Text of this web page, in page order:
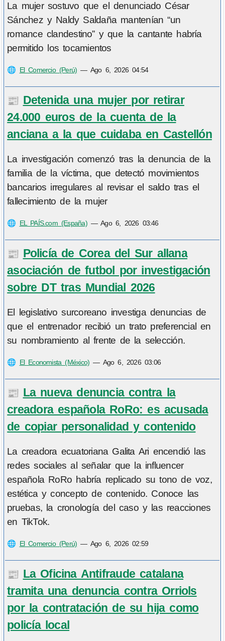
La mujer sostuvo que el denunciado César
Sánchez y Naldy Saldaña mantenían “un
romance clandestino” y que la cantante habría
permitido los tocamientos
🌐 El Comercio (Perú) — Ago 6, 2026 04:54
📰 Detenida una mujer por retirar
24.000 euros de la cuenta de la
anciana a la que cuidaba en Castellón
La investigación comenzó tras la denuncia de la
familia de la víctima, que detectó movimientos
bancarios irregulares al revisar el saldo tras el
fallecimiento de la mujer
🌐 EL PAÍS.com (España)—Ago 6, 2026 03:46
📰 Policía de Corea del Sur allana
asociación de futbol por investigación
sobre DT tras Mundial 2026
El legislativo surcoreano investiga denuncias de
que el entrenador recibió un trato preferencial en
su nombramiento al frente de la selección.
🌐 El Economista (México) — Ago 6, 2026 03:06
📰 La nueva denuncia contra la
creadora española RoRo: es acusada
de copiar personalidad y contenido
La creadora ecuatoriana Galita Ari encendió las
redes sociales al señalar que la influencer
española RoRo habría replicado su tono de voz,
estética y concepto de contenido. Conoce las
pruebas, la cronología del caso y las reacciones
en TikTok.
🌐 El Comercio (Perú) — Ago 6, 2026 02:59
📰 La Oficina Antifraude catalana
tramita una denuncia contra Orriols
por la contratación de su hija como
policía local